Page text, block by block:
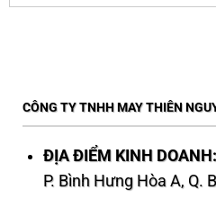
CÔNG TY TNHH MAY THIÊN
ĐỊA ĐIỂM KINH DOANH:
P. Bình Hưng Hòa A, Q.